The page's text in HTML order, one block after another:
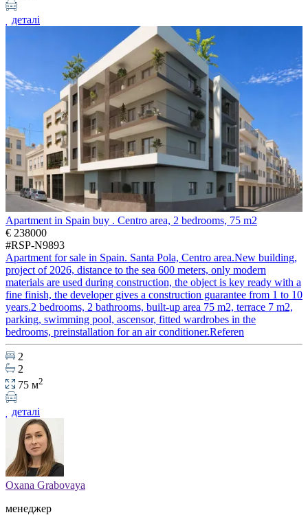
деталі
Apartment in Spain buy . Centro area, 2 bedrooms, 75 m2
€ 238000
#RSP-N9893
Apartment for sale in Spain. Santa Pola, Centro area.New building,
project of 2026, distance to the sea 600 meters, only modern
materials are used during construction, the object is key ready with a
fine finish, the developer gives a construction guarantee from 1 to 10
years.2 bedrooms, 2 bathrooms, built-up area 75 m2, terrace 7 m2,
parking, swimming pool, ascensor, fitted wardrobes in the
bedrooms, preinstallation for an air conditioner.Referen
2
2
75 м2
деталі
Oxana Grabovaya
менеджер